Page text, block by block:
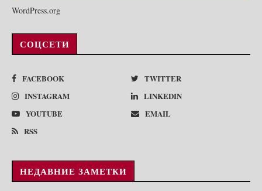
WordPress.org
СОЦСЕТИ
FACEBOOK
TWITTER
INSTAGRAM
LINKEDIN
YOUTUBE
EMAIL
RSS
НЕДАВНИЕ ЗАМЕТКИ